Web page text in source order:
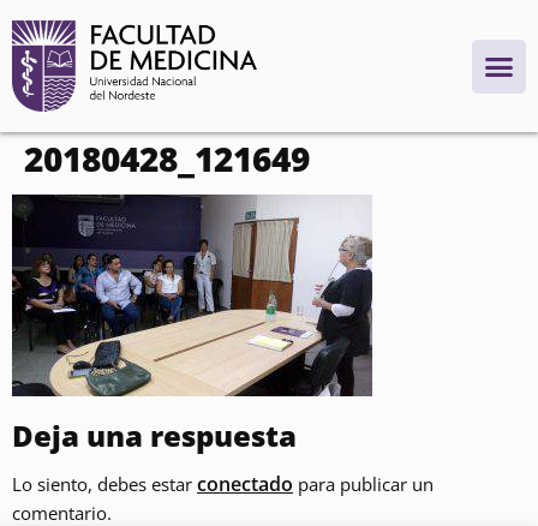
contenido
20180428_121649
Deja una respuesta
Lo siento, debes estar conectado para publicar un
comentario.